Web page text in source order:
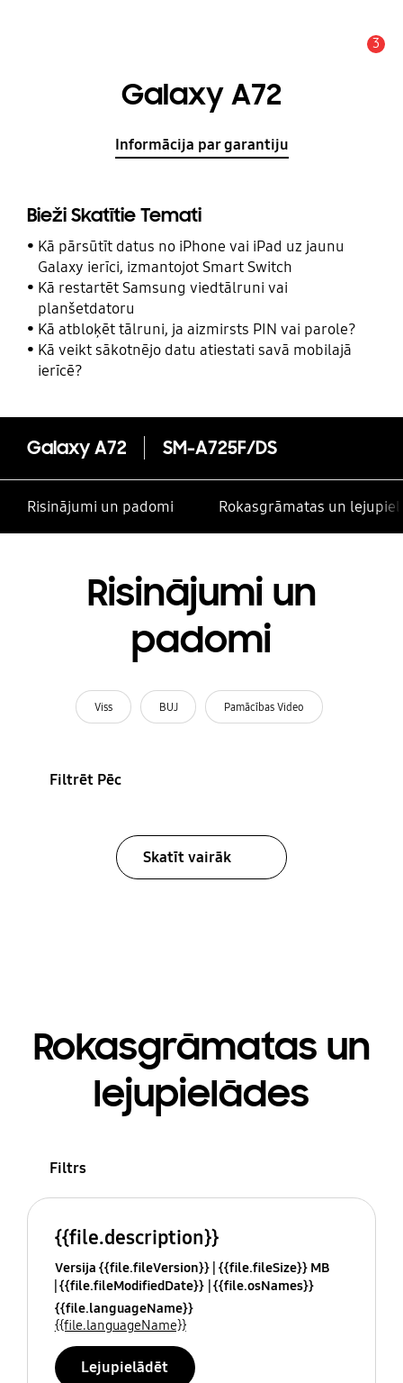
3
Galaxy A72
Informācija par garantiju
Bieži Skatītie Temati
Kā pārsūtīt datus no iPhone vai iPad uz jaunu
Galaxy ierīci, izmantojot Smart Switch
Kā restartēt Samsung viedtālruni vai
planšetdatoru
Kā atbloķēt tālruni, ja aizmirsts PIN vai parole?
Kā veikt sākotnējo datu atiestati savā mobilajā
ierīcē?
Galaxy A72 SM-A725F/DS
Risinājumi un padomi Rokasgrāmatas un
Risinājumi un
padomi
Viss BUJ Pamācības Video
Filtrēt Pēc
Skatīt vairāk
Rokasgrāmatas un
lejupielādes
Filtrs
{{file.description}}
Versija {{file.fileVersion}} {{file.fileSize}} MB
{{file.fileModifiedDate}} {{file.osNames}}
{{file.languageName}}
{{file.languageName}}
Lejupielādēt